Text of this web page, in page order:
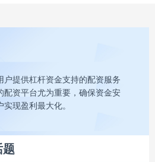
户提供杠杆资金支持的配资服务
配资平台尤为重要，确保资金安
现盈利最大化。
题